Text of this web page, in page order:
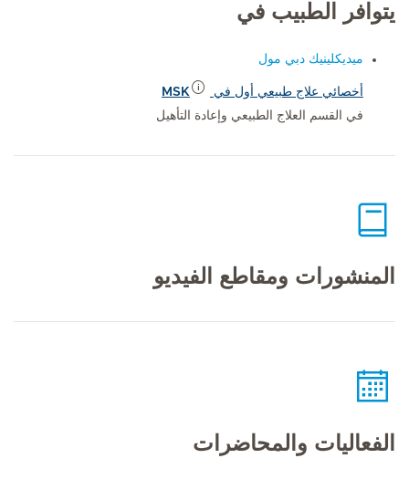
يتوافر الطبيب في
ميديكلينيك دبي مول
أخصائي علاج طبيعي أول في MSK
في القسم العلاج الطبيعي وإعادة التأهيل
المنشورات ومقاطع الفيديو
الفعاليات والمحاضرات